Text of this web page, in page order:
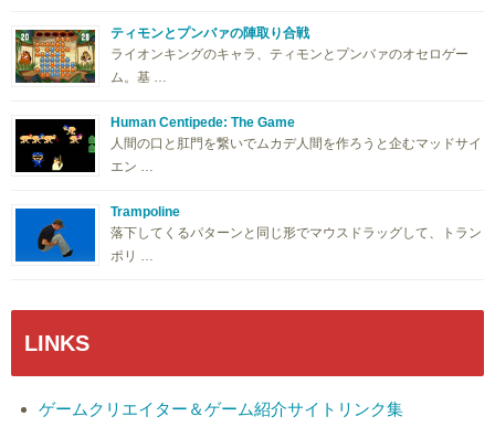
ティモンとプンバァの陣取り合戦
ライオンキングのキャラ、ティモンとプンバァのオセロゲー
ム。基 …
Human Centipede: The Game
人間の口と肛門を繋いでムカデ人間を作ろうと企むマッドサイ
エン …
Trampoline
落下してくるパターンと同じ形でマウスドラッグして、トラン
ポリ …
LINKS
ゲームクリエイター＆ゲーム紹介サイトリンク集